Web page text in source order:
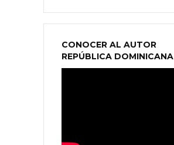
CONOCER AL AUTOR
REPÚBLICA DOMINICANA